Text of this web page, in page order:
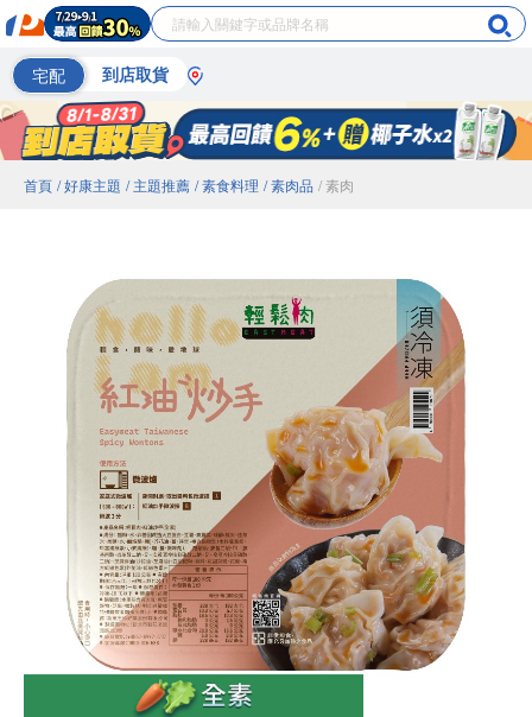
宅配 到店取貨
首頁 / 好康主題 / 主題推薦 / 素食料理 / 素肉品 / 素肉